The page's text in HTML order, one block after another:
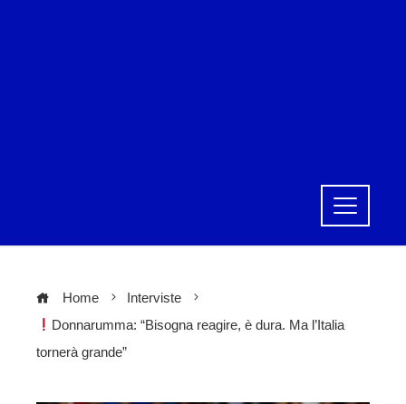
Home
Interviste
Donnarumma: “Bisogna reagire, è dura. Ma l’Italia
tornerà grande”